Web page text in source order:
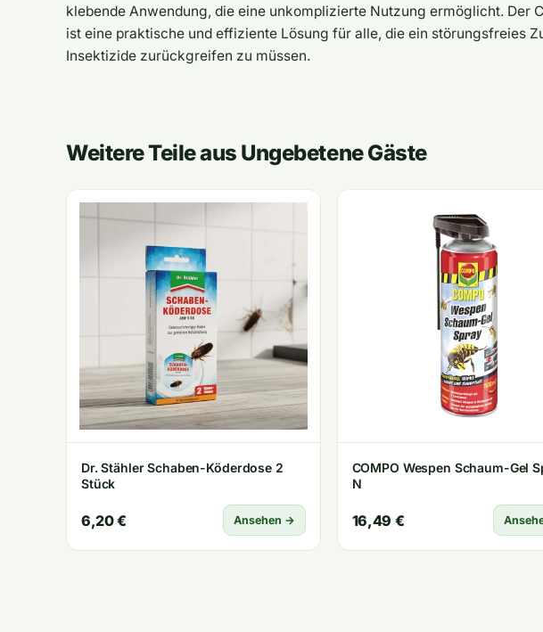
klebende Anwendung, die eine unkomplizierte Nutzung ermöglicht. Der
ist eine praktische und effiziente Lösung für alle, die ein störungsfreies
Insektizide zurückgreifen zu müssen.
Weitere Teile aus Ungebetene Gäste
Dr. Stähler Schaben-Köderdose 2
Stück
6,20 € Ansehen →
COMPO Wespen Schaum-Gel
N
16,49 €